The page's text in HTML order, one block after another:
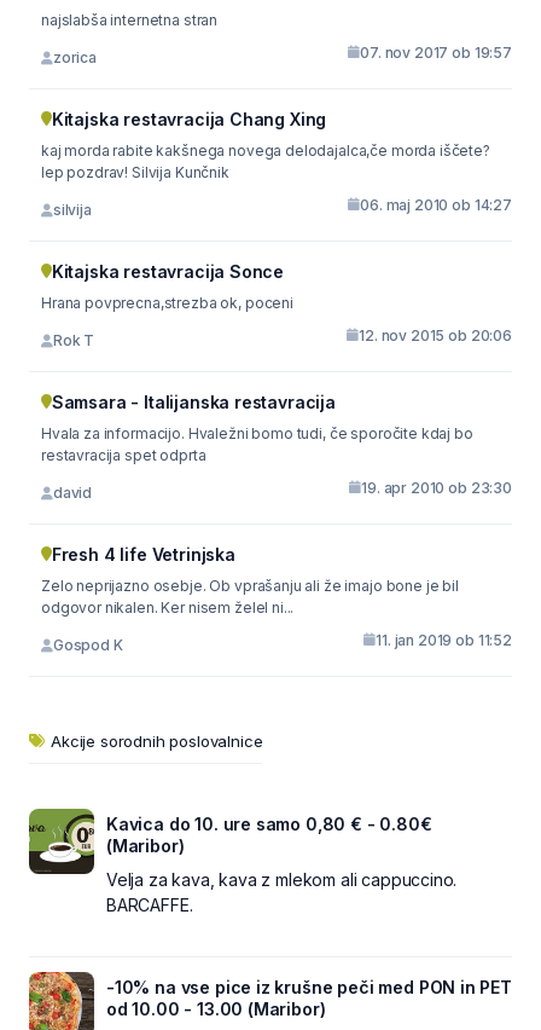
najslabša internetna stran
zorica 07. nov 2017 ob 19:57
Kitajska restavracija Chang Xing
kaj morda rabite kakšnega novega delodajalca,če morda iščete?
lep pozdrav! Silvija Kunčnik
silvija 06. maj 2010 ob 14:27
Kitajska restavracija Sonce
Hrana povprecna,strezba ok, poceni
Rok T 12. nov 2015 ob 20:06
Samsara - Italijanska restavracija
Hvala za informacijo. Hvaležni bomo tudi, če sporočite kdaj bo
restavracija spet odprta
david 19. apr 2010 ob 23:30
Fresh 4 life Vetrinjska
Zelo neprijazno osebje. Ob vprašanju ali že imajo bone je bil
odgovor nikalen. Ker nisem želel ni...
Gospod K 11. jan 2019 ob 11:52
Akcije sorodnih poslovalnice
Kavica do 10. ure samo 0,80 € - 0.80€
(Maribor)
Velja za kava, kava z mlekom ali cappuccino.
BARCAFFE.
-10% na vse pice iz krušne peči med PON in PET
od 10.00 - 13.00 (Maribor)